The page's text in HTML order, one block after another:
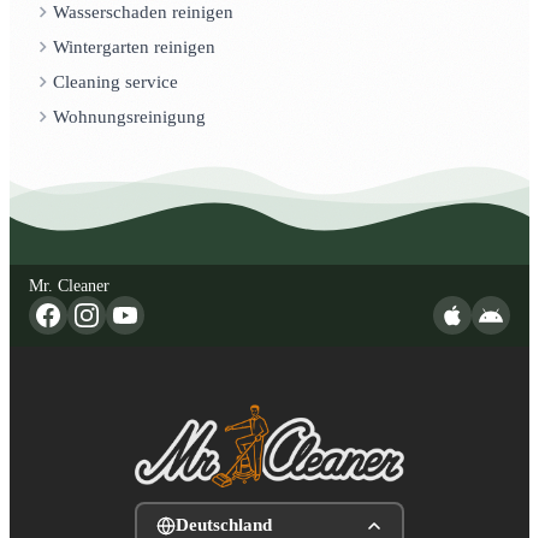
Wasserschaden reinigen
Wintergarten reinigen
Cleaning service
Wohnungsreinigung
Mr. Cleaner
Deutschland